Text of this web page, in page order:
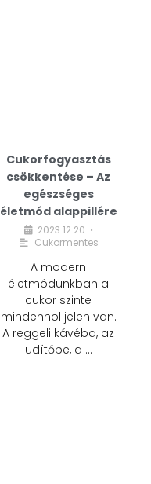
Cukorfogyasztás
csökkentése – Az
egészséges
életmód alappillére
2023.12.20. •
Cukormentes
A modern
életmódunkban a
cukor szinte
mindenhol jelen van.
A reggeli kávéba, az
üdítőbe, a …